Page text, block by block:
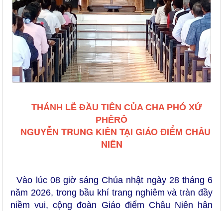
THÁNH LỄ ĐẦU TIÊN CỦA CHA PHÓ XỨ
PHÊRÔ
NGUYỄN TRUNG KIÊN TẠI GIÁO ĐIỂM CHÂU
NIÊN
Vào lúc 08 giờ sáng Chúa nhật ngày 28 tháng 6
năm 2026, trong bầu khí trang nghiêm và tràn đầy
niềm vui, cộng đoàn Giáo điểm Châu Niên hân